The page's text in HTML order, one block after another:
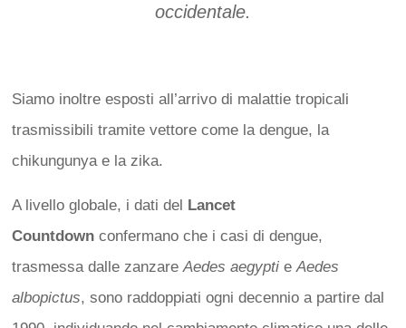
occidentale.
Siamo inoltre esposti all’arrivo di malattie tropicali
trasmissibili tramite vettore come la dengue, la
chikungunya e la zika.
A livello globale, i dati del Lancet
Countdownconfermano che i casi di dengue,
trasmessa dalle zanzare Aedes aegyptie Aedes
albopictus, sono raddoppiati ogni decennio a partire dal